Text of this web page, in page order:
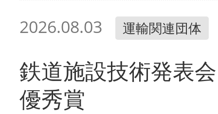
2026.08.03 運輸関連団体
鉄道施設技術発表
優秀賞